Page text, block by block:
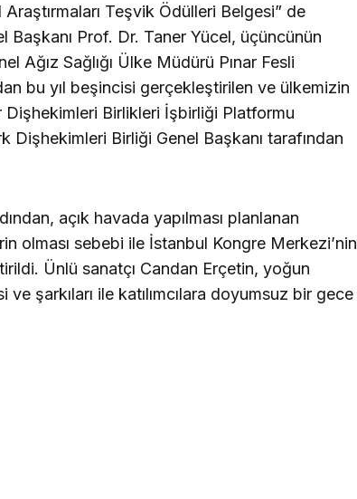
Teşvik Ödülleri Belgesi” de
Prof. Dr. Taner Yücel, üçüncünün
Ağız Sağlığı Ülke Müdürü Pınar Fesli
bu yıl beşincisi gerçekleştirilen ve ülkemizin
Dişhekimleri Birlikleri İşbirliği Platformu
Dişhekimleri Birliği Genel Başkanı tarafından
açık havada yapılması planlanan
olması sebebi ile İstanbul Kongre Merkezi’nin
Ünlü sanatçı Candan Erçetin, yoğun
şarkıları ile katılımcılara doyumsuz bir gece